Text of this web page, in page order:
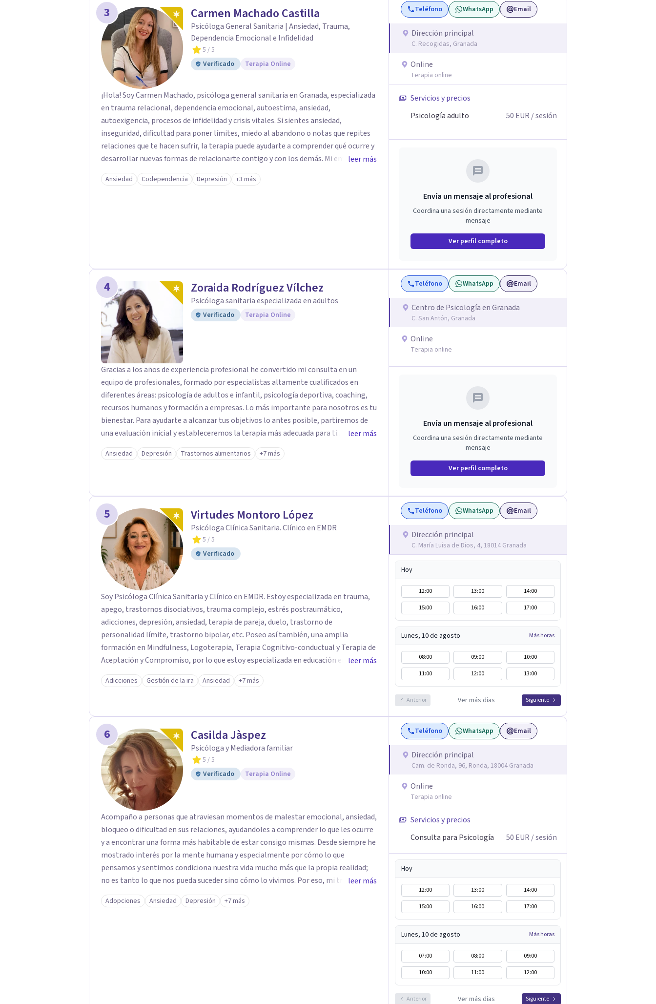
3 Carmen Machado Castilla
Psicóloga General Sanitaria | Ansiedad, Trauma,
Dependencia Emocional e Infidelidad
5 / 5
Verificado
Terapia Online
¡Hola! Soy Carmen Machado, psicóloga general sanitaria en Granada, especializada
en trauma relacional, dependencia emocional, autoestima, ansiedad,
autoexigencia, procesos de infidelidad y crisis vitales. Si sientes ansiedad,
inseguridad, dificultad para poner límites, miedo al abandono o notas que repites
relaciones que te hacen sufrir, la terapia puede ayudarte a comprender qué ocurre y
desarrollar nuevas formas de relacionarte contigo y con los demás. Mi enfoque es
cercano, práctico y basado en la evidencia científica. Trabajo con herramientas que
te permitan comprender el origen de tus dificultades y, al mismo tiempo, aprender
leer más
Ansiedad Codependencia Depresión +3 más
Teléfono WhatsApp Email
Dirección principal
C. Recogidas, Granada
Online
Terapia online
Servicios y precios
Psicología adulto
50 EUR / sesión
Envía un mensaje al profesional
Coordina una sesión directamente mediante
mensaje
Ver perfil completo
4 Zoraida Rodríguez Vílchez
Psicóloga sanitaria especializada en adultos
Verificado Terapia Online
Gracias a los años de experiencia profesional he convertido mi consulta en un
equipo de profesionales, formado por especialistas altamente cualificados en
diferentes áreas: psicología de adultos e infantil, psicología deportiva, coaching,
recursos humanos y formación a empresas. Lo más importante para nosotros es tu
bienestar. Para ayudarte a alcanzar tus objetivos lo antes posible, partiremos de
una evaluación inicial y estableceremos la terapia más adecuada para ti.
Trabajaremos desde la psicología cognitiva conductual, la terapia de aceptación y
compromiso, o incluiremos herramientas de coaching, para trabajar la situación y
leer más
Ansiedad Depresión Trastornos alimentarios +7 más
Teléfono WhatsApp Email
Centro de Psicología en Granada
C. San Antón, Granada
Online
Terapia online
Envía un mensaje al profesional
Coordina una sesión directamente mediante
mensaje
Ver perfil completo
5 Virtudes Montoro López
Psicóloga Clínica Sanitaria. Clínico en EMDR
5 / 5
Verificado
Soy Psicóloga Clínica Sanitaria y Clínico en EMDR. Estoy especializada en trauma,
apego, trastornos disociativos, trauma complejo, estrés postraumático,
adicciones, depresión, ansiedad, terapia de pareja, duelo, trastorno de
personalidad límite, trastorno bipolar, etc. Poseo así también, una amplia
formación en Mindfulness, Logoterapia, Terapia Cognitivo-conductual y Terapia de
Aceptación y Compromiso, por lo que estoy especializada en educación emocional,
gestión de la ira, problemas relacionales, vacío existencial y autoestima. Trabajo
desde veinte años, tanto de forma presencial (Granada), como online.
leer más
Adicciones Gestión de la ira Ansiedad +7 más
Teléfono WhatsApp Email
Dirección principal
C. María Luisa de Dios, 4, 18014 Granada
Hoy
12:00 13:00
14:00
15:00
16:00 17:00
Lunes, 10 de agosto Más horas
08:00 09:00
10:00
11:00
12:00 13:00
Anterior Ver más días Siguiente
6 Casilda Jàspez
Psicóloga y Mediadora familiar
5 / 5
Verificado
Terapia Online
Acompaño a personas que atraviesan momentos de malestar emocional, ansiedad,
bloqueo o dificultad en sus relaciones, ayudandoles a comprender lo que les ocurre
y a encontrar una forma más habitable de estar consigo mismas. Desde siempre he
mostrado interés por la mente humana y especialmente por cómo lo que
pensamos y sentimos condiciona nuestra vida mucho más que la propia realidad;
no es tanto lo que nos pueda suceder sino cómo lo vivimos. Por eso, mi trabajo
parte de la escucha de la experiencia subjetiva de cada persona. Entiendo la terapia
como un espacio de acompañamiento donde poder dar sentido a lo que ocurre,
leer más
Adopciones Ansiedad Depresión +7 más
Teléfono WhatsApp Email
Dirección principal
Cam. de Ronda, 96, Ronda, 18004 Granada
Online
Terapia online
Servicios y precios
Consulta para Psicología
50 EUR / sesión
Hoy
12:00 13:00
14:00
15:00
16:00 17:00
Lunes, 10 de agosto Más horas
07:00 08:00
09:00
10:00
11:00 12:00
Anterior Ver más días Siguiente